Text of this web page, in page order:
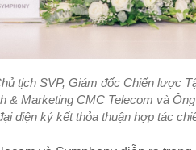
tịch SVP, Giám đốc Chiến lược
& Marketing CMC Telecom và
diện ký kết thỏa thuận hợp tác